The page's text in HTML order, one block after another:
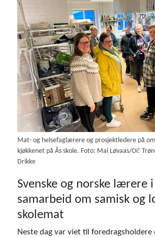
Mat- og helsefaglærere og prosjektledere på
kjøkkenet på Ås skole. Foto: Mai Løvaas/Oi!
Drikke
Svenske og norske lærere i
samarbeid om samisk og
skolemat
Neste dag var viet til